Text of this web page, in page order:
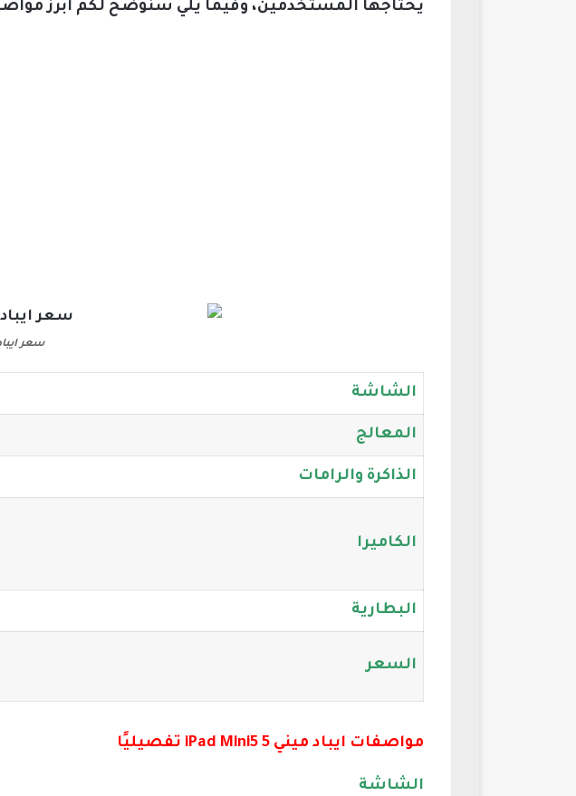
يحتاجها المستخدمين، وفيما يلي سنوضح لكم أبرز
سعر ايباد ميني
الشاشة
المعالج
الذاكرة والرامات
الكاميرا
البطارية
السعر
مواصفات ايباد ميني 5 iPad Mini5 تفصيليًا
الشاشة